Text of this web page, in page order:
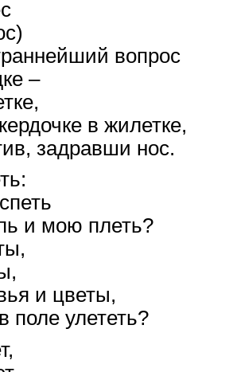
вопрос
–
в жилетке,
задравши нос.
и мою плеть?
и цветы,
улететь?